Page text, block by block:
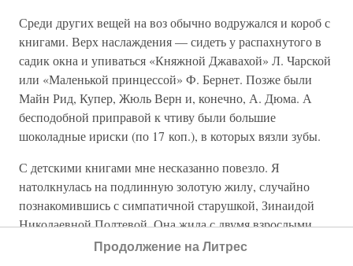
Среди других вещей на воз обычно водружался и короб с
книгами. Верх наслаждения — сидеть у распахнутого в
садик окна и упиваться «Княжной Джавахой» Л. Чарской
или «Маленькой принцессой» Ф. Бернет. Позже были
Майн Рид, Купер, Жюль Верн и, конечно, А. Дюма. А
бесподобной приправой к чтиву были большие
шоколадные ириски (по 17 коп.), в которых вязли зубы.
С детскими книгами мне несказанно повезло. Я
натолкнулась на подлинную золотую жилу, случайно
познакомившись с симпатичной старушкой, Зинаидой
Николаевной Полтевой. Она жила с двумя взрослыми
дочерьми, Галей и Ирой, в переулке близ Воронцова поля
Продолжение на Литрес